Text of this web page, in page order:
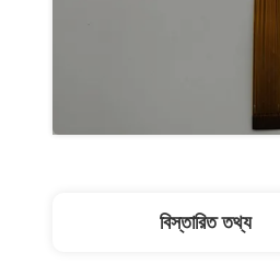
বিস্তারিত তথ্য